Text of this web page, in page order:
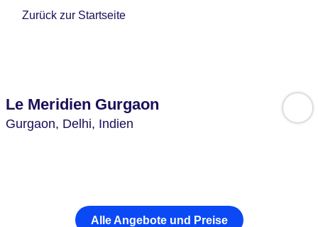
Zurück zur Startseite
Le Meridien Gurgaon
Gurgaon, Delhi, Indien
Alle Angebote und Preise